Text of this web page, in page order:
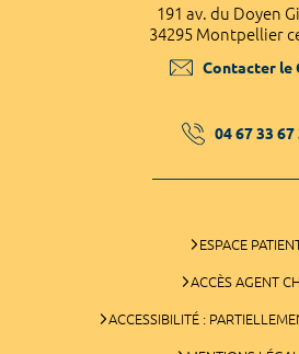
191 av. du Doyen
34295 Montpellier
Contacter le
04 67 33 67
ESPACE
ACCÈS AGENT
ACCESSIBILITÉ :